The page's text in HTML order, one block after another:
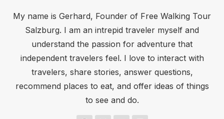
My name is Gerhard, Founder of Free Walking Tour
Salzburg. I am an intrepid traveler myself and
understand the passion for adventure that
independent travelers feel. I love to interact with
travelers, share stories, answer questions,
recommend places to eat, and offer ideas of things
to see and do.